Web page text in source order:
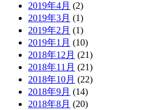
2019年4月 (2)
2019年3月 (1)
2019年2月 (1)
2019年1月 (10)
2018年12月 (21)
2018年11月 (21)
2018年10月 (22)
2018年9月 (14)
2018年8月 (20)